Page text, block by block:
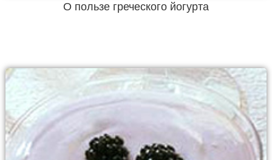
О пользе греческого йогурта